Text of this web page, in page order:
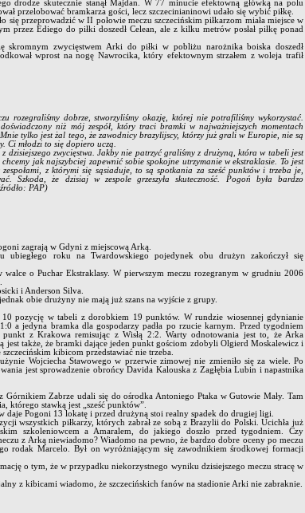
drodze skutecznie stanął Majdan. W 77 minucie efektowną główką na polu
przelobować bramkarza gości, lecz szczecinianinowi udało się wybić piłkę.
się przeprowadzić w II połowie meczu szczecińskim piłkarzom miała miejsce w
przez Ediego do piłki doszedł Celean, ale z kilku metrów posłał piłkę ponad
skromnym zwycięstwem Arki do piłki w pobliżu narożnika boiska doszedł
wprost na nogę Nawrocika, który efektownym strzałem z woleja trafił
rozegraliśmy dobrze, stworzyliśmy okazję, której nie potrafiliśmy wykorzystać.
niż mój zespół, który traci bramki w najważniejszych momentach
tylko jest żal tego, że zawodnicy brazylijscy, którzy już grali w Europie, nie są
Ci młodzi to się dopiero uczą.
z dzisiejszego zwycięstwa. Jakby nie patrzyć graliśmy z drużyną, która w tabeli jest
jak najszybciej zapewnić sobie spokojne utrzymanie w ekstraklasie. To jest
z którymi się sąsiaduje, to są spotkania za sześć punktów i trzeba je,
Szkoda, że dzisiaj w zespole grzeszyła skuteczność. Pogoń była bardzo
PAP)
zagrają w Gdyni z miejscową Arką.
ubiegłego roku na Twardowskiego pojedynek obu drużyn zakończył się
o Puchar Ekstraklasy. W pierwszym meczu rozegranym w grudniu 2006
i Anderson Silva.
obie drużyny nie mają już szans na wyjście z grupy.
pozycję w tabeli z dorobkiem 19 punktów. W rundzie wiosennej gdynianie
a jedyna bramka dla gospodarzy padła po rzucie karnym. Przed tygodniem
punkt z Krakowa remisując z Wisłą 2:2. Warty odnotowania jest to, że Arka
jest także, że bramki dające jeden punkt gościom zdobyli Olgierd Moskalewicz i
kibicom przedstawiać nie trzeba.
Wojciecha Stawowego w przerwie zimowej nie zmieniło się za wiele. Po
jest sprowadzenie obrońcy Davida Kalouska z Zagłębia Lubin i napastnika
Górnikiem Zabrze udali się do ośrodka Antoniego Ptaka w Gutowie Mały. Tam
którego stawką jest „sześć punktów”.
daje Pogoni 13 lokatę i przed drużyną stoi realny spadek do drugiej ligi.
wszystkich piłkarzy, których zabrał ze sobą z Brazylii do Polski. Ucichła już
szkoleniowcem a Amaralem, do jakiego doszło przed tygodniem. Czy
z Arką niewiadomo? Wiadomo na pewno, że bardzo dobre oceny po meczu
rodak Marcelo. Był on wyróżniającym się zawodnikiem środkowej formacji
o tym, że w przypadku niekorzystnego wyniku dzisiejszego meczu stracę w
z kibicami wiadomo, że szczecińskich fanów na stadionie Arki nie zabraknie.